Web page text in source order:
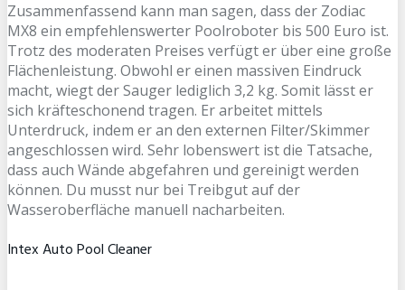
Zusammenfassend kann man sagen, dass der Zodiac
MX8 ein empfehlenswerter Poolroboter bis 500 Euro ist.
Trotz des moderaten Preises verfügt er über eine große
Flächenleistung. Obwohl er einen massiven Eindruck
macht, wiegt der Sauger lediglich 3,2 kg. Somit lässt er
sich kräfteschonend tragen. Er arbeitet mittels
Unterdruck, indem er an den externen Filter/Skimmer
angeschlossen wird. Sehr lobenswert ist die Tatsache,
dass auch Wände abgefahren und gereinigt werden
können. Du musst nur bei Treibgut auf der
Wasseroberfläche manuell nacharbeiten.
Intex Auto Pool Cleaner